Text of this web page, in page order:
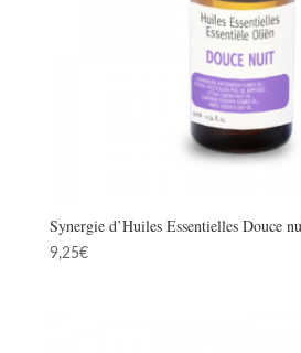
Synergie d’Huiles Essentielles Douce
9,25€